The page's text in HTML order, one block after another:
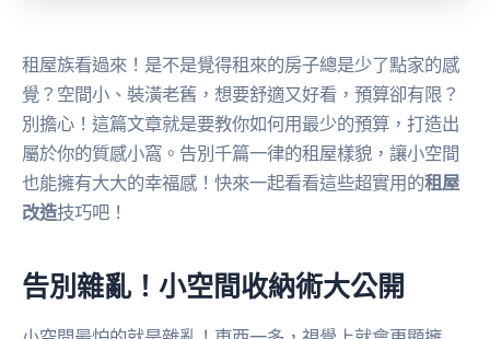
租屋族看過來！是不是覺得租來的房子總是少了點家的感
覺？空間小、裝潢老舊，想要舒適又好看，預算卻有限？
別擔心！這篇文章就是要教你如何用最少的預算，打造出
屬於你的質感小窩。告別千篇一律的租屋樣貌，讓小空間
也能擁有大大的幸福感！快來一起看看這些超實用的租屋
改造技巧吧！
告別雜亂！小空間收納術大公開